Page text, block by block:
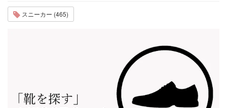
スニーカー (465)